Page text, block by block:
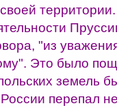
"из
Это было
земель
перепал